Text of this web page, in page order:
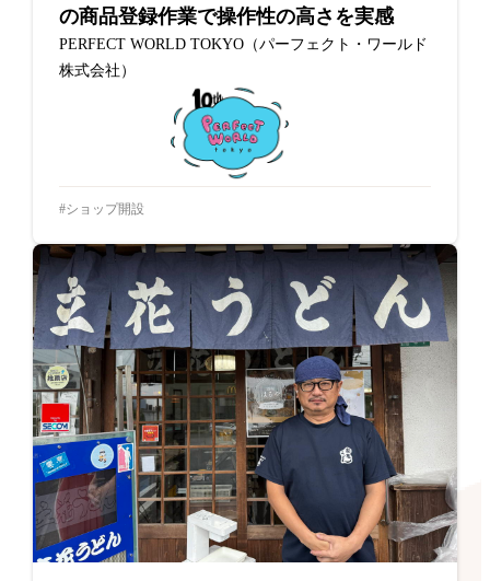
の商品登録作業で操作性の高さを実感
PERFECT WORLD TOKYO（パーフェクト・ワールド
株式会社）
ショップ開設